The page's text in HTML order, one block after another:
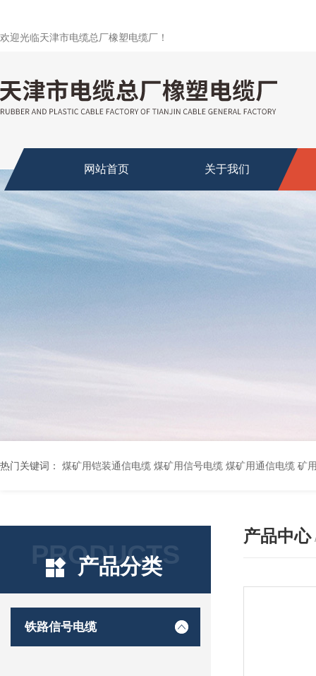
欢迎光临天津市电缆总厂橡塑电缆厂！
网站首页 关于我们
热门关键词： 煤矿用铠装通信电缆 煤矿用信号电缆 煤矿用通信电缆 矿用阻燃通信电缆 矿用监控电缆 矿用通信电缆 橡套软电缆YZ-3*1.5+1 YCW橡胶电缆3*10+1*6 船用橡套软电缆CEFR-3*2.5 煤矿用移动橡套软电缆MY3*4+1*4
PRODUCTS
产品分类
铁路信号电缆
产品中心